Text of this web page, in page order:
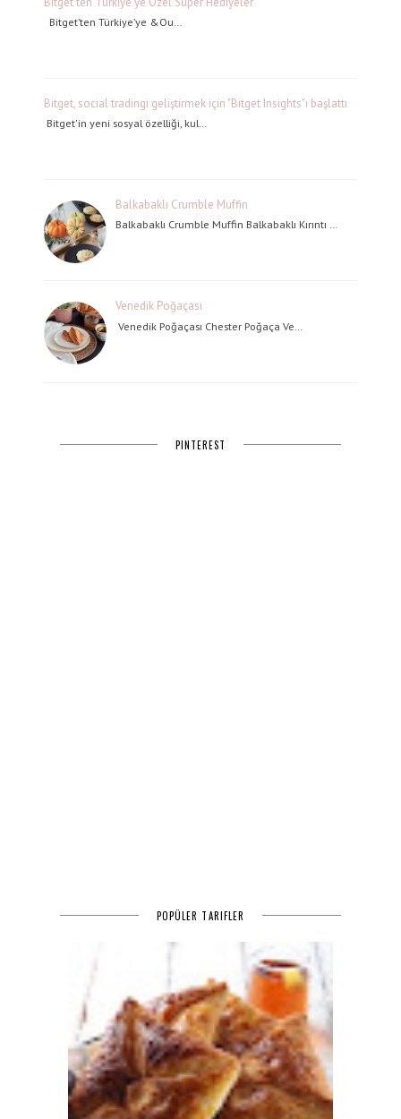
Bitget’ten Türkiye’ye &Ou…
Bitget, social tradingi geliştirmek için "Bitget Insights"ı başlattı
Bitget'in yeni sosyal özelliği, kul…
Balkabaklı Crumble Muffin
Balkabaklı Crumble Muffin Balkabaklı Kırıntı …
Venedik Poğaçası
Venedik Poğaçası Chester Poğaça Ve…
PINTEREST
POPÜLER TARIFLER